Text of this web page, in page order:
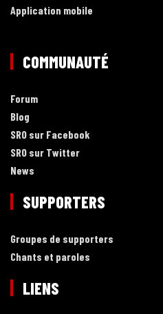
Application mobile
COMMUNAUTÉ
Forum
Blog
SRO sur Facebook
SRO sur Twitter
News
SUPPORTERS
Groupes de supporters
Chants et paroles
LIENS